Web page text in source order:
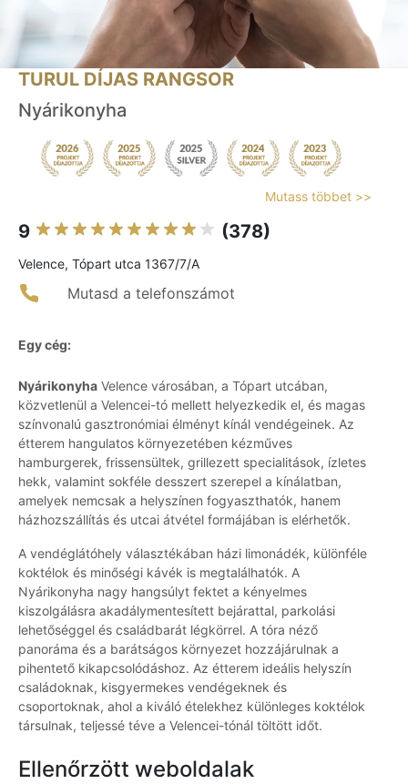
TURUL DÍJAS RANGSOR
Nyárikonyha
Mutass többet >>
9 (378)
Velence, Tópart utca 1367/7/A
Mutasd a telefonszámot
Egy cég:
Nyárikonyha Velence városában, a Tópart utcában,
közvetlenül a Velencei-tó mellett helyezkedik el, és magas
színvonalú gasztronómiai élményt kínál vendégeinek. Az
étterem hangulatos környezetében kézműves
hamburgerek, frissensültek, grillezett specialitások, ízletes
hekk, valamint sokféle desszert szerepel a kínálatban,
amelyek nemcsak a helyszínen fogyaszthatók, hanem
házhozszállítás és utcai átvétel formájában is elérhetők.
A vendéglátóhely választékában házi limonádék, különféle
koktélok és minőségi kávék is megtalálhatók. A
Nyárikonyha nagy hangsúlyt fektet a kényelmes
kiszolgálásra akadálymentesített bejárattal, parkolási
lehetőséggel és családbarát légkörrel. A tóra néző
panoráma és a barátságos környezet hozzájárulnak a
pihentető kikapcsolódáshoz. Az étterem ideális helyszín
családoknak, kisgyermekes vendégeknek és
csoportoknak, ahol a kiváló ételekhez különleges koktélok
társulnak, teljessé téve a Velencei-tónál töltött időt.
Ellenőrzött weboldalak